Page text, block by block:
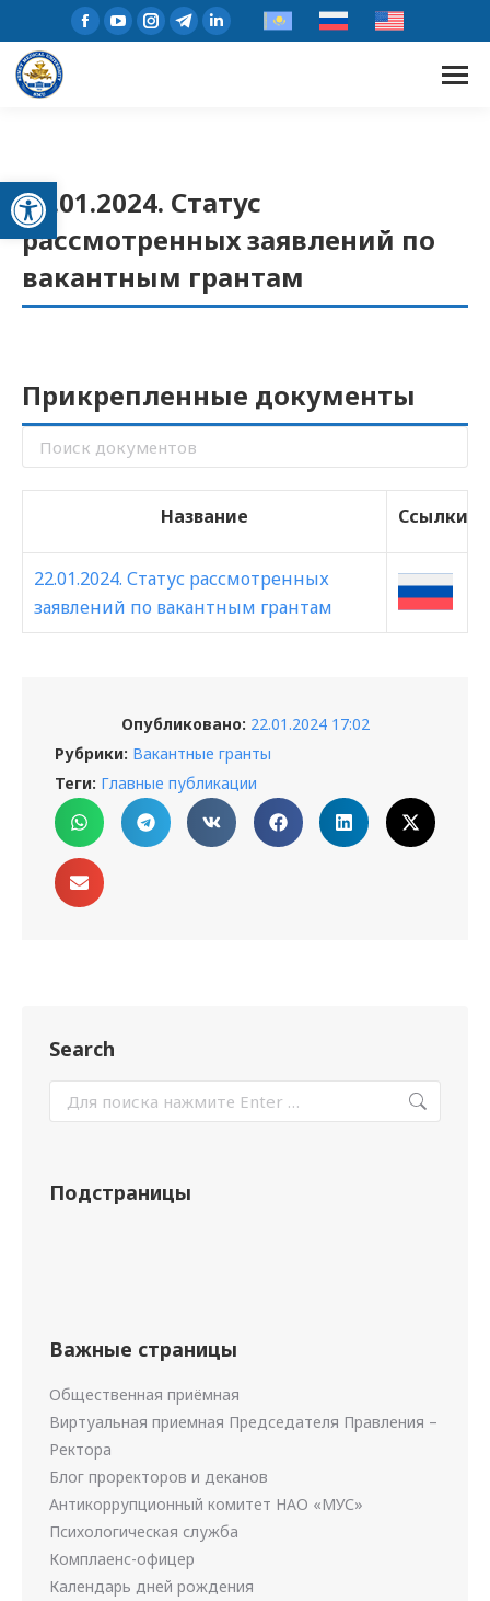
Открыть панель инструментов
22.01.2024. Статус
рассмотренных заявлений по
вакантным грантам
Прикрепленные документы
Название Ссылки
22.01.2024. Статус рассмотренных
заявлений по вакантным грантам
Опубликовано: 22.01.2024 17:02
Рубрики: Вакантные гранты
Теги: Главные публикации
Search
Подстраницы
Важные страницы
Общественная приёмная
Виртуальная приемная Председателя Правления –
Ректора
Блог проректоров и деканов
Антикоррупционный комитет НАО «МУС»
Психологическая служба
Комплаенс-офицер
Календарь дней рождения